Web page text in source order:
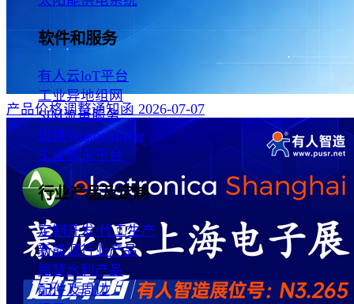
软件和服务
有人云loT平台
工业异地组网
SIM流量服务
边缘WukongEdge
工业数采平台
行业产品及定制
定制开发/代工生产
新能源行业产品
智慧水利产品
配件及周边
产品价格调整通知函 2026-07-07